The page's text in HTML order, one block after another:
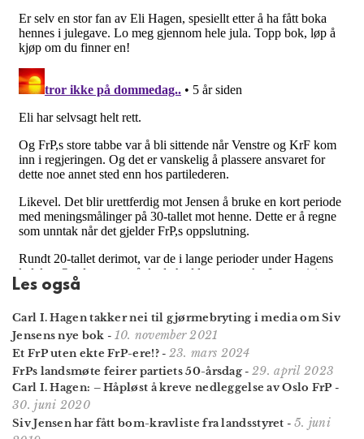
Les også
Carl I. Hagen takker nei til gjørmebryting i media om Siv
Jensens nye bok - 10. november 2021
Et FrP uten ekte FrP-ere!?- 23. mars 2024
FrPs landsmøte feirer partiets 50-årsdag - 29. april 2023
Carl I. Hagen: – Håpløst å kreve nedleggelse av Oslo FrP -
30. juni 2020
Siv Jensen har fått bom-kravliste fra landsstyret - 5. juni